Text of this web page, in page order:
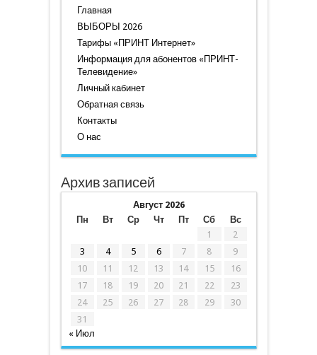
Главная
ВЫБОРЫ 2026
Тарифы «ПРИНТ Интернет»
Информация для абонентов «ПРИНТ-
Телевидение»
Личный кабинет
Обратная связь
Контакты
О нас
Архив записей
Август 2026
Пн
Вт Ср Чт Пт Сб
Вс
1
2
3
4 5 6 7 8
9
10
11 12 13 14 15
16
17
18 19 20 21 22
23
24
25 26 27 28 29
30
31
« Июл